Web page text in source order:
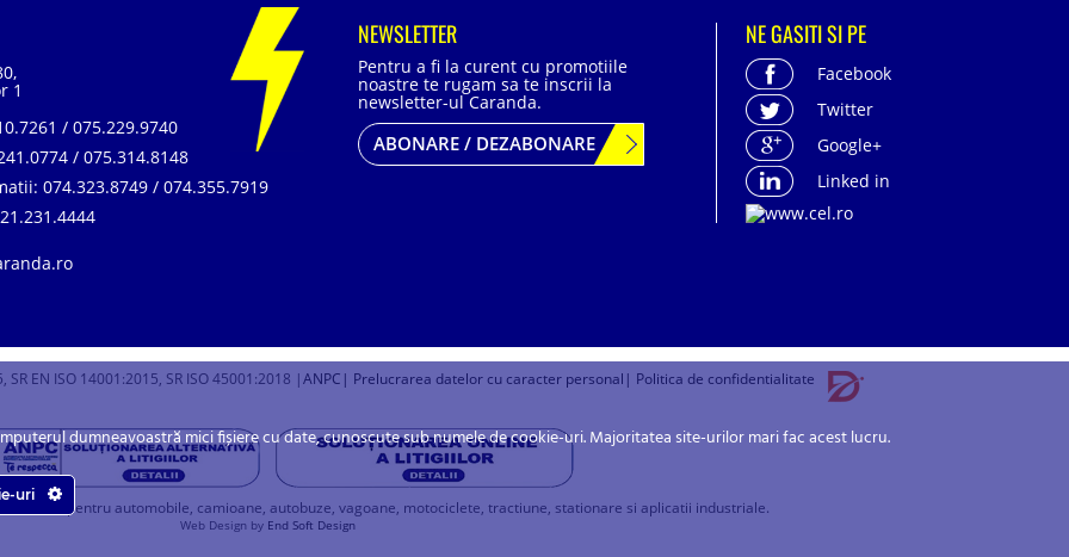
1
/ 075.229.9740
/ 075.314.8148
074.323.8749 / 074.355.7919
NEWSLETTER
Pentru a fi la curent cu promotiile
noastre te rugam sa te inscrii la
newsletter-ul Caranda.
ABONARE / DEZABONARE
NE GASITI SI PE
Facebook
Twitter
Google+
Linked in
SR EN ISO 14001:2015, SR ISO 45001:2018 |ANPC | Prelucrarea datelor cu caracter personal | Politica de confidentialitate
baterii pentru automobile, camioane, autobuze, vagoane, motociclete, tractiune, stationare si aplicatii industriale.
Web Design by End Soft Design
dumneavoastră mici fișiere cu date, cunoscute sub numele de cookie-uri. Majoritatea site-urilor mari fac acest lucru.
uri